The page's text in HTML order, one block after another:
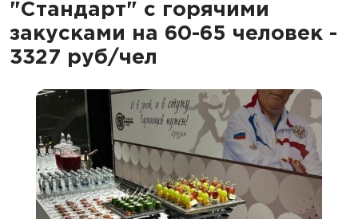
"Стандарт" с горячими
закусками на 60-65 человек -
3327 руб/чел